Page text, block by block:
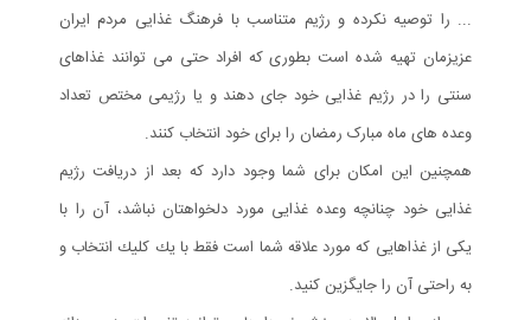
... را توصیه نکرده و رژیم متناسب با فرهنگ غذایی مردم ایران
عزیزمان تهیه شده است بطوری که افراد حتی می توانند غذاهای
سنتی را در رژیم غذایی خود جای دهند و یا رژیمی مختص تعداد
وعده های ماه مبارک رمضان را برای خود انتخاب کنند.
همچنين اين امكان برای شما وجود دارد كه بعد از دريافت رژيم
غذايی خود چنانچه وعده غذايی مورد دلخواهتان نباشد، آن را با
يكی از غذاهايی كه مورد علاقه شما است فقط با يك كليك انتخاب و
به راحتی آن را جايگزين كنيد.